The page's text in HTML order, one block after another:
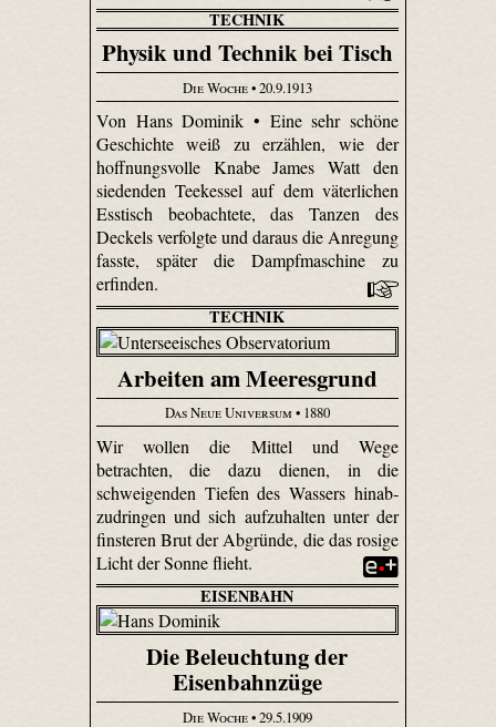
TECHNIK
Physik und Technik bei Tisch
Die Woche• 20.9.1913
Von Hans Dominik • Eine sehr schöne
Geschichte weiß zu erzählen, wie der
hoffnungsvolle Knabe James Watt den
siedenden Teekessel auf dem väterlichen
Esstisch beobachtete, das Tanzen des
Deckels verfolgte und daraus die Anregung
fasste, später die Dampfmaschine zu
erfinden.
TECHNIK
Arbeiten am Meeresgrund
Das Neue Universum • 1880
Wir wollen die Mittel und Wege
betrachten, die dazu dienen, in die
schweigenden Tiefen des Wassers hinab­
zudringen und sich aufzuhalten unter der
finsteren Brut der Abgründe, die das rosige
Licht der Sonne flieht.
EISENBAHN
Die Beleuchtung der
Eisenbahnzüge
Die Woche• 29.5.1909